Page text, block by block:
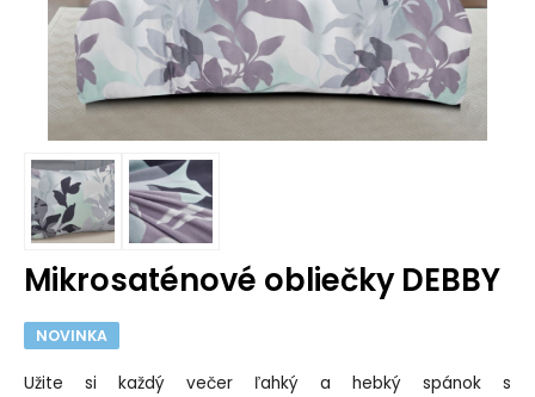
Mikrosaténové obliečky DEBBY
NOVINKA
Užite si každý večer ľahký a hebký spánok s